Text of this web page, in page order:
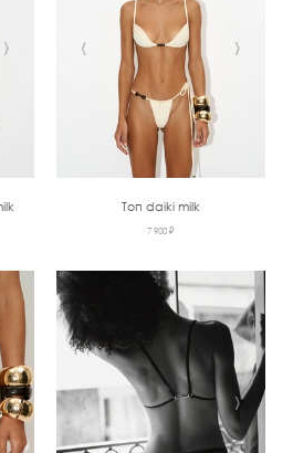
› ‹ ›
Топ daiki milk
7 900 ₽
› ‹ ›